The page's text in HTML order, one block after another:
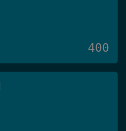
400